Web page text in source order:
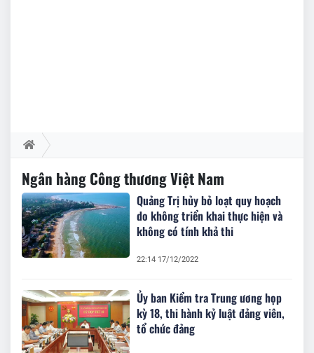
Ngân hàng Công thương Việt Nam
Quảng Trị hủy bỏ loạt quy hoạch
do không triển khai thực hiện và
không có tính khả thi
22:14 17/12/2022
Ủy ban Kiểm tra Trung ương họp
kỳ 18, thi hành kỷ luật đảng viên,
tổ chức đảng